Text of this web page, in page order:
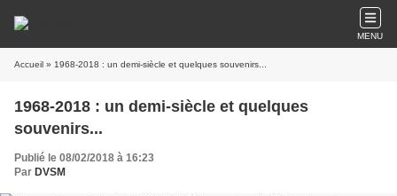
MENU
Accueil » 1968-2018 : un demi-siècle et quelques souvenirs...
1968-2018 : un demi-siècle et quelques
souvenirs...
Publié le 08/02/2018 à 16:23
Par DVSM